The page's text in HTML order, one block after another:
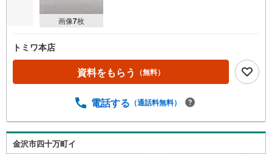
画像7枚
トミワ本店
資料をもらう （無料）
電話する （通話料無料）
金沢市四十万町イ